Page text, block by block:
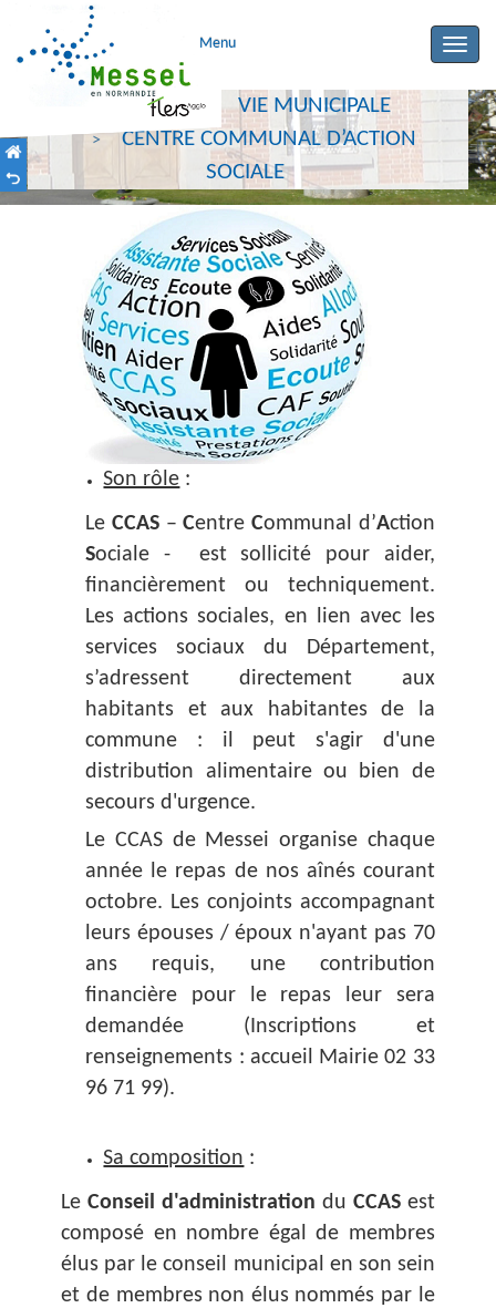
Toggle
Menu
ACCUEIL
VIE MUNICIPALE
CENTRE COMMUNAL D’ACTION
SOCIALE
Son rôle :
LeCCAS –Centre Communal d’Action
Sociale - est sollicité pour aider,
financièrement ou techniquement.
Les actions sociales, en lien avec les
services sociaux du Département,
s’adressent directement aux
habitants et aux habitantes de la
commune : il peut s'agir d'une
distribution alimentaire ou bien de
secours d'urgence.
Le CCAS de Messei organise chaque
année le repas de nos aînés courant
octobre. Les conjoints accompagnant
leurs épouses / époux n'ayant pas 70
ans requis, une contribution
financière pour le repas leur sera
demandée (Inscriptions et
renseignements : accueil Mairie 02 33
96 71 99).
Sa composition :
LeConseil d'administration du CCASest
composé en nombre égal de membres
élus par le conseil municipal en son sein
et de membres non élus nommés par le